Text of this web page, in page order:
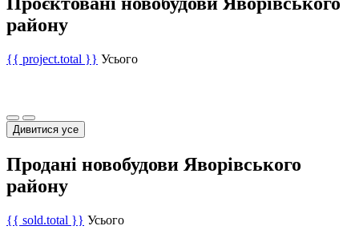
району
{{ project.total }} Усього
Дивитися усе
Продані новобудови Яворівського
району
{{ sold.total }} Усього